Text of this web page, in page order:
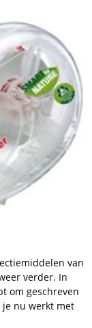
van
verder. In
om geschreven
nu werkt met